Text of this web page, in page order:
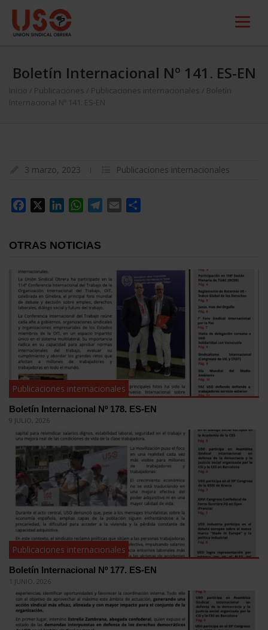
Boletín Internacional Nº 141. ES-EN
Inicio Publicaciones Publicaciones internacionales
Boletín
Internacional Nº 141. ES-EN
3 marzo, 2023 Publicaciones internacionales
Facebook LinkedInWhatsApp
Telegram
Email
OTRAS NOTICIAS
Publicaciones internacionales
Boletín Internacional Nº 178. ES-EN
9 JULIO, 2026
Publicaciones internacionales
Boletín Internacional Nº 177. ES-EN
1 JUNIO, 2026